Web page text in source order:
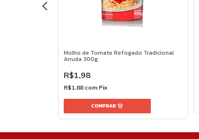
Molho de Tomate Refogado Tradicional
Arruda 300g
R$1,98
R$1,88 com Pix